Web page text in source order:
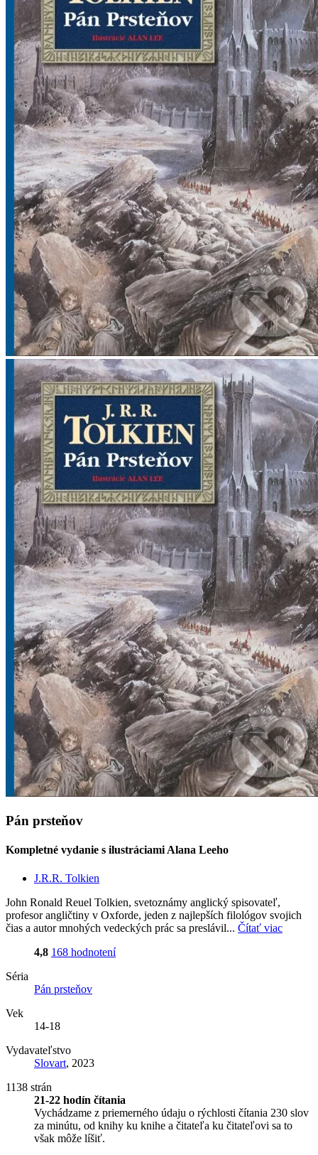
Pán prsteňov
Kompletné vydanie s ilustráciami Alana Leeho
J.R.R. Tolkien
John Ronald Reuel Tolkien, svetoznámy anglický spisovateľ,
profesor angličtiny v Oxforde, jeden z najlepších filológov svojich
čias a autor mnohých vedeckých prác sa preslávil... Čítať viac
4,8 168 hodnotení
Séria
Pán prsteňov
Vek
14-18
Vydavateľstvo
Slovart, 2023
1138 strán
21-22 hodín čítania
Vychádzame z priemerného údaju o rýchlosti čítania 230 slov
za minútu, od knihy ku knihe a čitateľa ku čitateľovi sa to
však môže líšiť.